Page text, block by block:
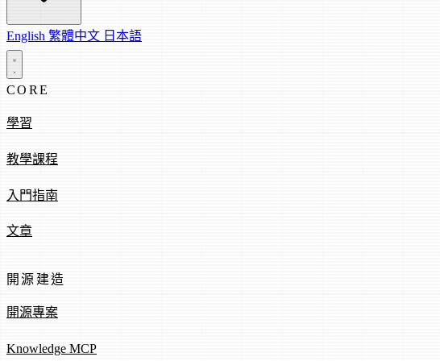
English 繁體中文 日本語
CORE
學習
教學課程
入門指南
文章
開源建造
開源專案
Knowledge MCP